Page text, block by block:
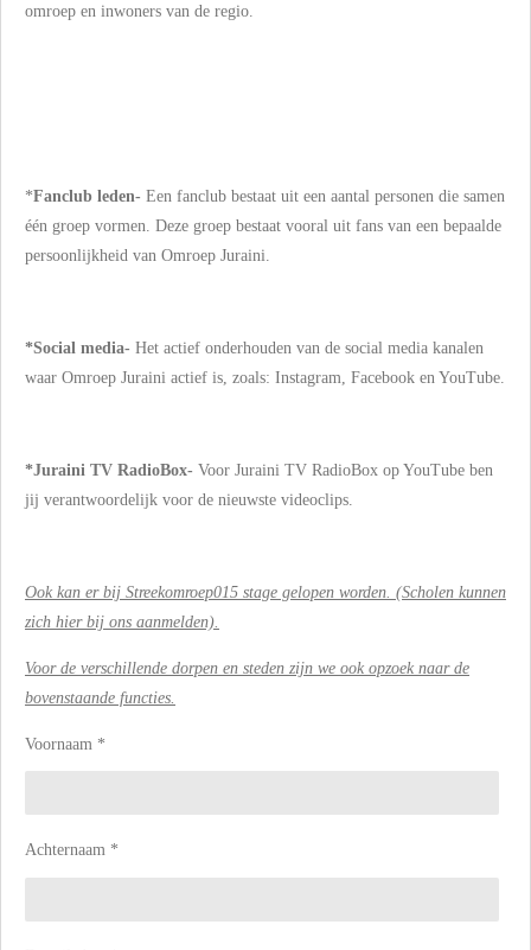
omroep en inwoners van de regio.
*Fanclub leden- Een fanclub bestaat uit een aantal personen die samen
één groep vormen. Deze groep bestaat vooral uit fans van een bepaalde
persoonlijkheid van Omroep Juraini.
*Social media- Het actief onderhouden van de social media kanalen
waar Omroep Juraini actief is, zoals: Instagram, Facebook en YouTube.
*Juraini TV RadioBox- Voor Juraini TV RadioBox op YouTube ben
jij verantwoordelijk voor de nieuwste videoclips.
Ook kan er bij Streekomroep015 stage gelopen worden. (Scholen kunnen
zich hier bij ons aanmelden).
Voor de verschillende dorpen en steden zijn we ook opzoek naar de
bovenstaande functies.
Voornaam *
Achternaam *